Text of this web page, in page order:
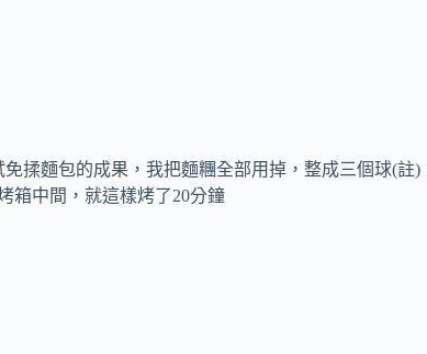
揉麵包的成果，我把麵糰全部用掉，整成三個球(
箱中間，就這樣烤了20分鐘